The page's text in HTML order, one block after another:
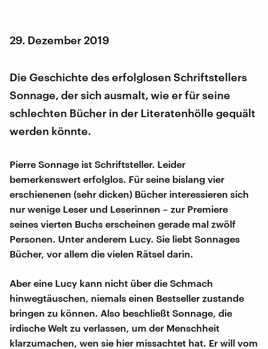
29. Dezember 2019
Die Geschichte des erfolglosen Schriftstellers
Sonnage, der sich ausmalt, wie er für seine
schlechten Bücher in der Literatenhölle gequält
werden könnte.
Pierre Sonnage ist Schriftsteller. Leider
bemerkenswert erfolglos. Für seine bislang vier
erschienenen (sehr dicken) Bücher interessieren sich
nur wenige Leser und Leserinnen – zur Premiere
seines vierten Buchs erscheinen gerade mal zwölf
Personen. Unter anderem Lucy. Sie liebt Sonnages
Bücher, vor allem die vielen Rätsel darin.
Aber eine Lucy kann nicht über die Schmach
hinwegtäuschen, niemals einen Bestseller zustande
bringen zu können. Also beschließt Sonnage, die
irdische Welt zu verlassen, um der Menschheit
klarzumachen, wen sie hier missachtet hat. Er will vom